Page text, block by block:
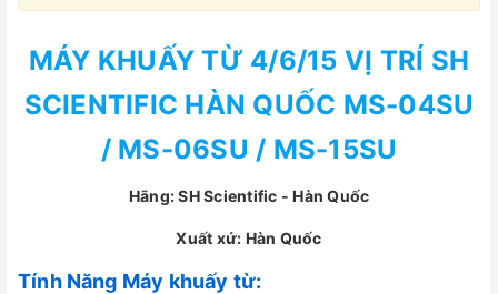
MÁY KHUẤY TỪ 4/6/15 VỊ TRÍ SH
SCIENTIFIC HÀN QUỐC MS-04SU
/ MS-06SU / MS-15SU
Hãng: SH Scientific - Hàn Quốc
Xuất xứ: Hàn Quốc
Tính Năng Máy khuấy từ: